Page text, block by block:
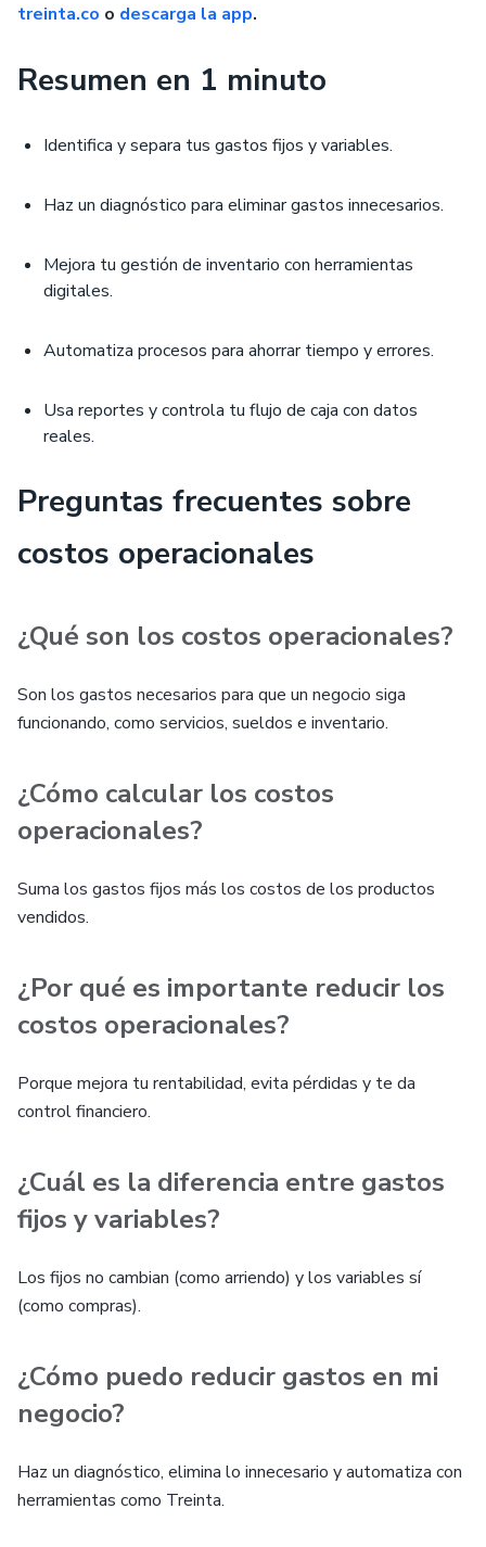
treinta.co o descarga la app.
Resumen en 1 minuto
Identifica y separa tus gastos fijos y variables.
Haz un diagnóstico para eliminar gastos innecesarios.
Mejora tu gestión de inventario con herramientas
digitales.
Automatiza procesos para ahorrar tiempo y errores.
Usa reportes y controla tu flujo de caja con datos
reales.
Preguntas frecuentes sobre
costos operacionales
¿Qué son los costos operacionales?
Son los gastos necesarios para que un negocio siga
funcionando, como servicios, sueldos e inventario.
¿Cómo calcular los costos
operacionales?
Suma los gastos fijos más los costos de los productos
vendidos.
¿Por qué es importante reducir los
costos operacionales?
Porque mejora tu rentabilidad, evita pérdidas y te da
control financiero.
¿Cuál es la diferencia entre gastos
fijos y variables?
Los fijos no cambian (como arriendo) y los variables sí
(como compras).
¿Cómo puedo reducir gastos en mi
negocio?
Haz un diagnóstico, elimina lo innecesario y automatiza con
herramientas como Treinta.